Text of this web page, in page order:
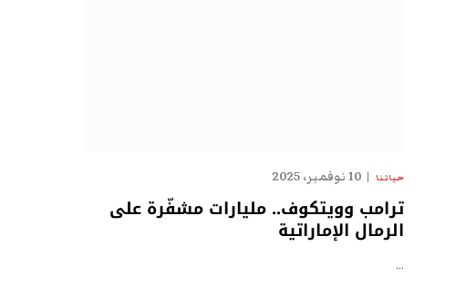
حياتنا 10 نوفمبر، 2025
ترامب وويتكوف.. مليارات مشفّرة على
الرمال الإماراتية
…